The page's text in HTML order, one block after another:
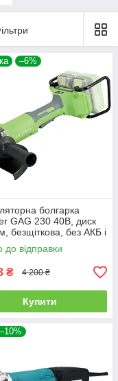
–6%
болгарка
GAG 230 40В, диск
безщіткова, без АКБ і
до відправки
₴ 4 200 ₴
Купити
–10%